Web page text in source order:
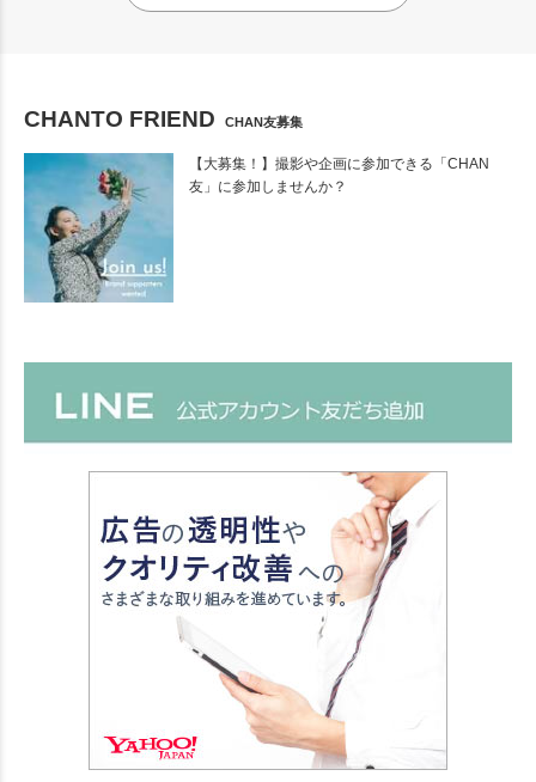
CHANTO FRIEND CHAN友募集
【大募集！】撮影や企画に参加できる「CHAN
友」に参加しませんか？